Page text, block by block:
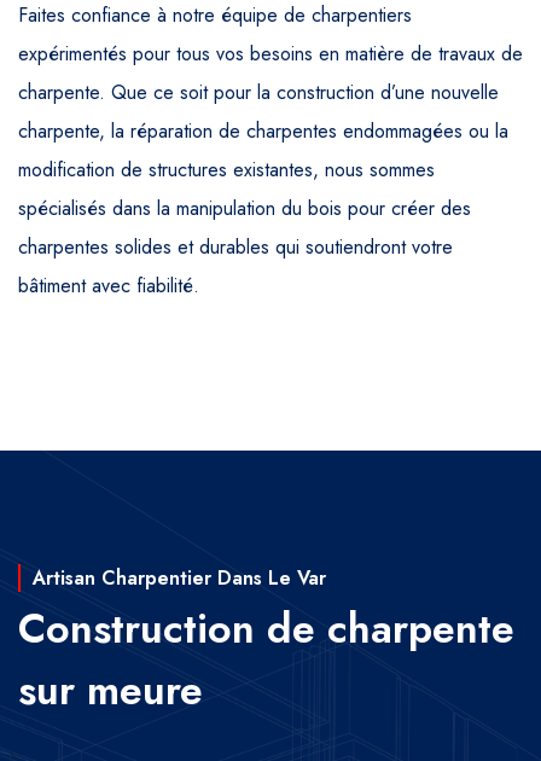
Faites confiance à notre équipe de charpentiers
expérimentés pour tous vos besoins en matière de travaux de
charpente. Que ce soit pour la construction d’une nouvelle
charpente, la réparation de charpentes endommagées ou la
modification de structures existantes, nous sommes
spécialisés dans la manipulation du bois pour créer des
charpentes solides et durables qui soutiendront votre
bâtiment avec fiabilité.
Artisan Charpentier Dans Le Var
Construction de charpente
sur meure